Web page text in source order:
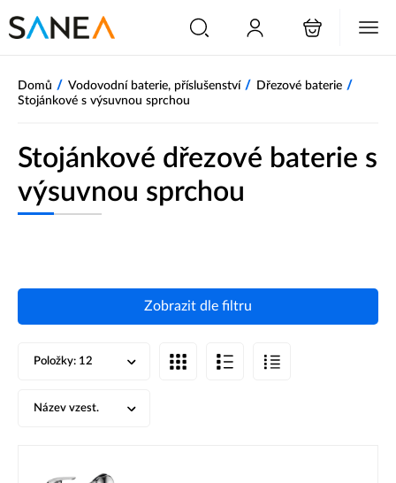
Domů / Vodovodní baterie, příslušenství / Dřezové baterie /
Stojánkové s výsuvnou sprchou
Stojánkové dřezové baterie s
výsuvnou sprchou
Zobrazit dle filtru
Položky: 12
Název vzest.